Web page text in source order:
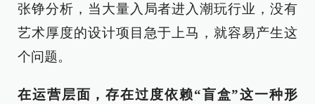
张铮分析，当大量入局者进入潮玩行业，没有
艺术厚度的设计项目急于上马，就容易产生这
个问题。
在运营层面，存在过度依赖“盲盒”这一种形